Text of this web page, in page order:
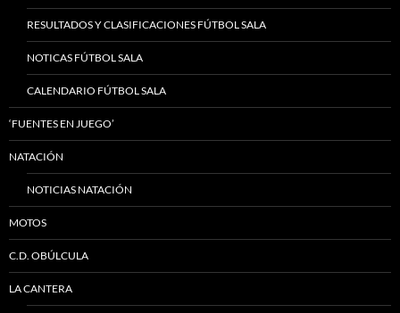
RESULTADOS Y CLASIFICACIONES FÚTBOL SALA
NOTICAS FÚTBOL SALA
CALENDARIO FÚTBOL SALA
‘FUENTES EN JUEGO’
NATACIÓN
NOTICIAS NATACIÓN
MOTOS
C.D. OBÚLCULA
LA CANTERA